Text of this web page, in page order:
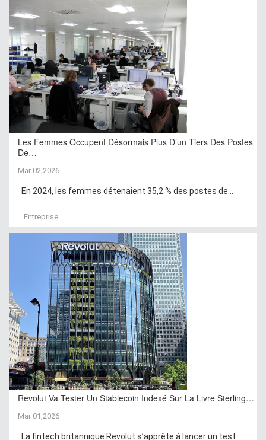
Les Femmes Occupent Désormais Plus D’un Tiers Des Postes
De…
Mar 02,2026
En 2024, les femmes détenaient 35,2 % des postes de...
Entreprise
Revolut Va Tester Un Stablecoin Indexé Sur La Livre Sterling…
Mar 01,2026
La fintech britannique Revolut s’apprête à lancer un test